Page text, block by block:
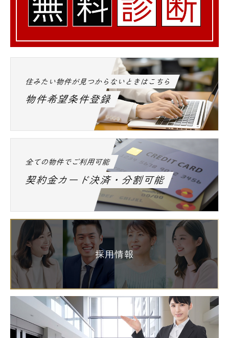
住みたい物件が見つからないときはこちら
物件希望条件登録
全ての物件でご利用可能
契約金カード決済・分割可能
採用情報